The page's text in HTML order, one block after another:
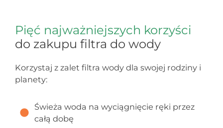
Pięć najważniejszych korzyści
do zakupu filtra do wody
Korzystaj z zalet filtra wody dla swojej rodziny i
planety:
Świeża woda na wyciągnięcie ręki przez
całą dobę